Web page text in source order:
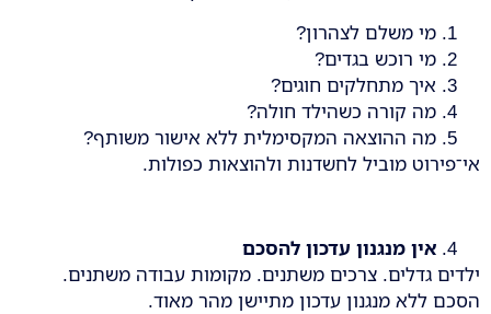
מי משלם לצהרון?
מי רוכש בגדים?
איך מתחלקים חוגים?
מה קורה כשהילד חולה?
מה ההוצאה המקסימלית ללא אישור משותף?
אי־פירוט מוביל לחשדנות ולהוצאות כפולות.
אין מנגנון עדכון להסכם
ילדים גדלים. צרכים משתנים. מקומות עבודה משתנים.
הסכם ללא מנגנון עדכון מתיישן מהר מאוד.